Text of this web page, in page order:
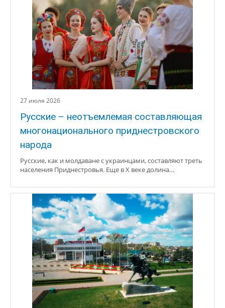
27 июля 2026
Русские – неотъемлемая составляющая
многонационального приднестровского
народа
Русские, как и молдаване с украинцами, составляют треть
населения Приднестровья. Еще в X веке долина…